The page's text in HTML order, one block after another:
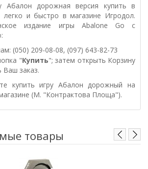
Абалон дорожная версия купить в
легко и быстро в магазине Игродол.
издание игры Abalone Go с
(050) 209-08-08, (097) 643-82-73
"Купить"; затем открыть Корзину
заказ.
купить игру Абалон дорожный на
(М. "Контрактова Площа").
товары